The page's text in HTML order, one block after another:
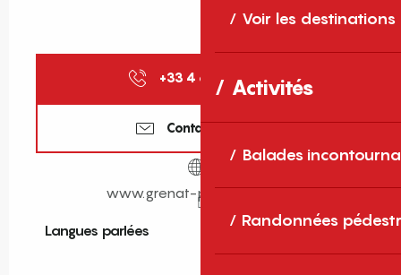
Voir les destinations
Activités
Balades
Randonnées
+33 4 68 96 07 ▒▒
Contactez-nous
www.grenat-perpignan.com
Langues parlées
Langues parlées